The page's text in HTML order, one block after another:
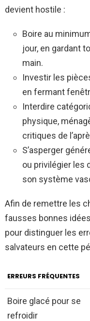
devient hostile :
Boire au
jour, en gardant
main.
Investir les
en fermant
Interdire
physique,
critiques de
S’asperger
ou privilégier les
son système
Afin de remettre les
fausses bonnes
pour distinguer les
salvateurs en cette
ERREURS FRÉQUENTES
Boire glacé pour se
refroidir